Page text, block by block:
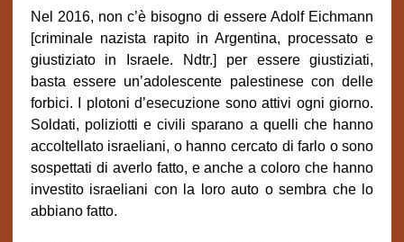
Nel 2016, non c’è bisogno di essere Adolf Eichmann
[criminale nazista rapito in Argentina, processato e
giustiziato in Israele. Ndtr.] per essere giustiziati,
basta essere un’adolescente palestinese con delle
forbici. I plotoni d’esecuzione sono attivi ogni giorno.
Soldati, poliziotti e civili sparano a quelli che hanno
accoltellato israeliani, o hanno cercato di farlo o sono
sospettati di averlo fatto, e anche a coloro che hanno
investito israeliani con la loro auto o sembra che lo
abbiano fatto.